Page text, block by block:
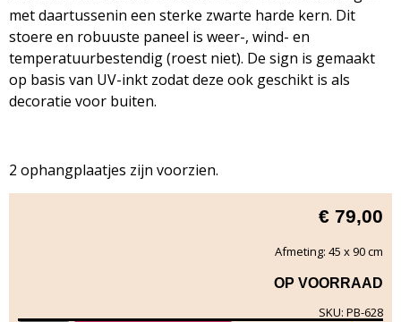
met daartussenin een sterke zwarte harde kern. Dit
stoere en robuuste paneel is weer-, wind- en
temperatuurbestendig (roest niet). De sign is gemaakt
op basis van UV-inkt zodat deze ook geschikt is als
decoratie voor buiten.
2 ophangplaatjes zijn voorzien.
€ 79,00
Afmeting: 45 x 90 cm
OP VOORRAAD
SKU: PB-628